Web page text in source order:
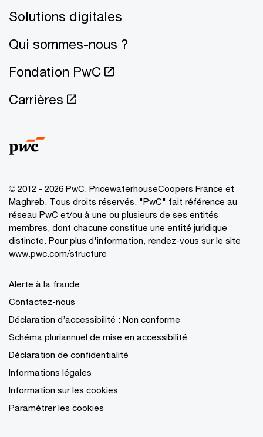
Solutions digitales
Qui sommes-nous ?
Fondation PwC
Carrières
© 2012 - 2026 PwC. PricewaterhouseCoopers France et
Maghreb. Tous droits réservés. "PwC" fait référence au
réseau PwC et/ou à une ou plusieurs de ses entités
membres, dont chacune constitue une entité juridique
distincte. Pour plus d'information, rendez-vous sur le site
www.pwc.com/structure
Alerte à la fraude
Contactez-nous
Déclaration d’accessibilité : Non conforme
Schéma pluriannuel de mise en accessibilité
Déclaration de confidentialité
Informations légales
Information sur les cookies
Paramétrer les cookies